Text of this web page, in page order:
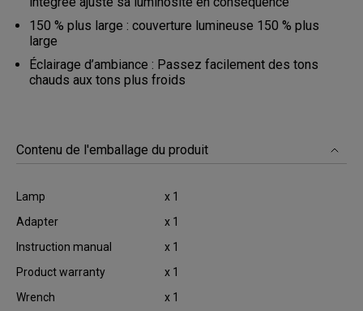
150 % plus large : couverture lumineuse 150 % plus
large
Éclairage d’ambiance : Passez facilement des tons
chauds aux tons plus froids
Contenu de l'emballage du produit
Lamp
x 1
Adapter
x 1
Instruction manual
x 1
Product warranty
x 1
Wrench
x 1